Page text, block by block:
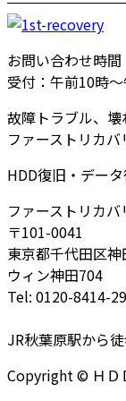
お問い合わせ時間
受付：午前10時
故障トラブル、
ファーストリカ
HDD復旧・デー
ファーストリカバ
〒101-0041
東京都千代田区
ウィン神田704
Tel: 0120-8414-
JR秋葉原駅から
Copyright © ＨＤ